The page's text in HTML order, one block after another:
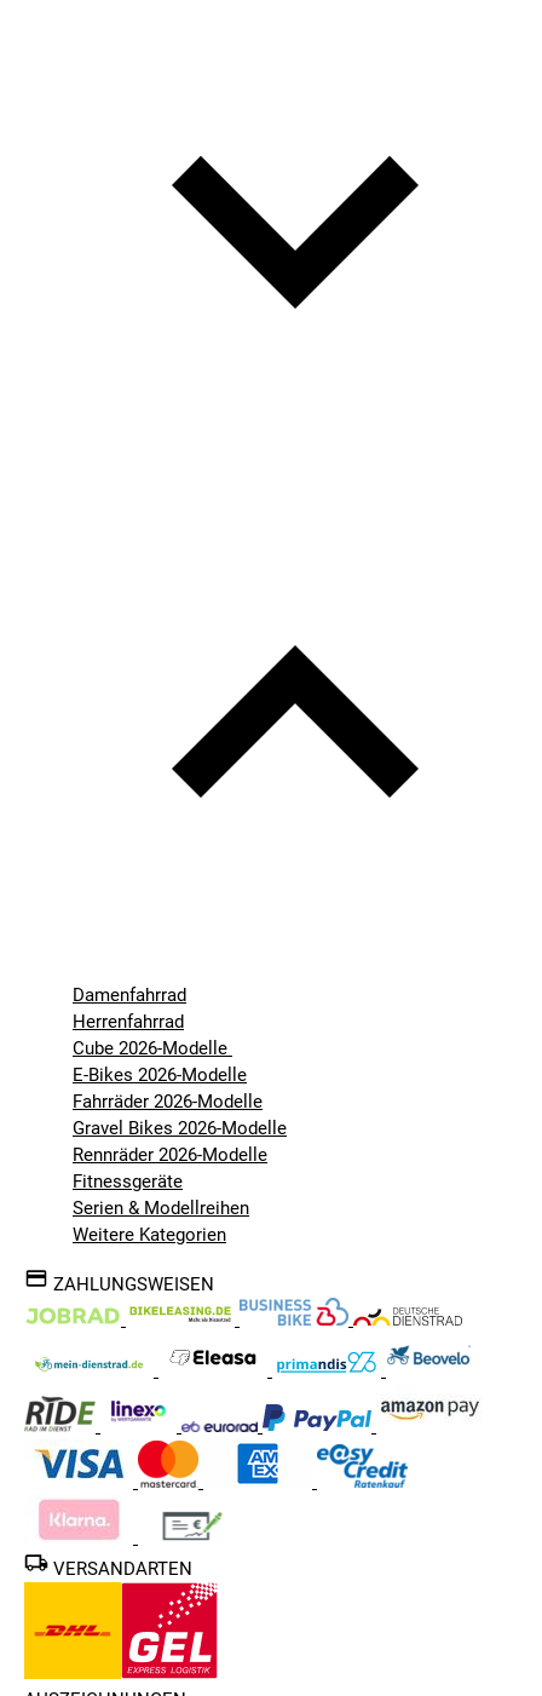
Damenfahrrad
Herrenfahrrad
Cube 2026-Modelle
E-Bikes 2026-Modelle
Fahrräder 2026-Modelle
Gravel Bikes 2026-Modelle
Rennräder 2026-Modelle
Fitnessgeräte
Serien & Modellreihen
Weitere Kategorien
ZAHLUNGSWEISEN
VERSANDARTEN